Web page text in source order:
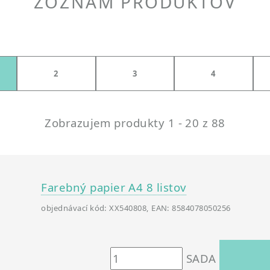
2 3 4
Zobrazujem produkty 1 - 20 z 88
Farebný papier A4 8 listov
objednávací kód: XX540808, EAN: 8584078050256
SADA